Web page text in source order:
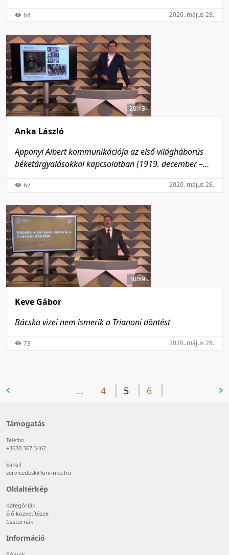
64 2020. május 28.
20:13
Anka László
Apponyi Albert kommunikációja az első világháborús
béketárgyalásokkal kapcsolatban (1919. december –
67 2020. május 28.
30:59
Keve Gábor
Bácska vizei nem ismerik a Trianoni döntést
73 2020. május 28.
... 4 5 6
Támogatás
Telefon
+3630 367 3462
E-mail
servicedesk@uni-nke.hu
Oldaltérkép
Kategóriák
Élő közvetítések
Csatornák
Információ